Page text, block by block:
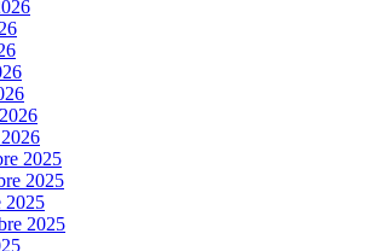
2025
2025
2025
2025